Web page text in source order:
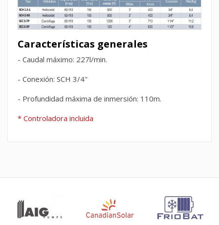
Características generales
- Caudal máximo: 227l/min.
- Conexión: SCH 3/4"
- Profundidad máxima de inmersión: 110m.
* Controladora incluida